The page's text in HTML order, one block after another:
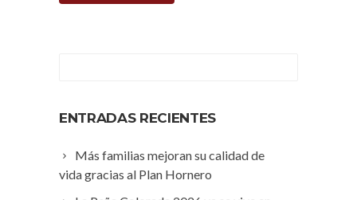
ENTRADAS RECIENTES
Más familias mejoran su calidad de
vida gracias al Plan Hornero